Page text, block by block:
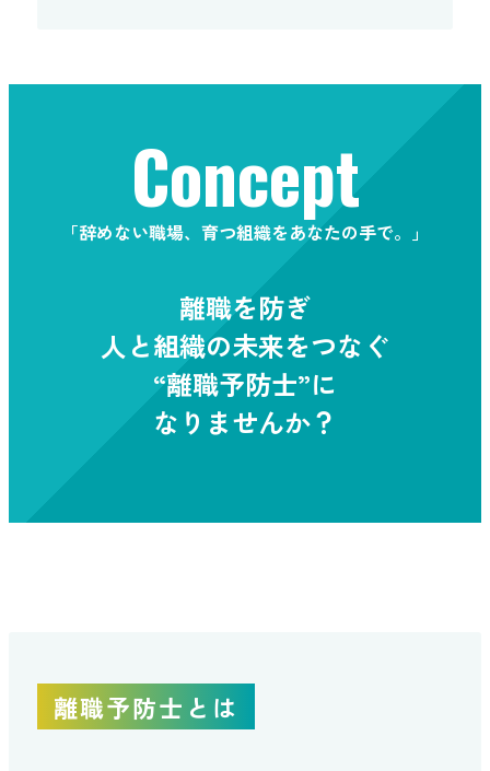
Concept
「辞めない職場、育つ組織をあなたの手で。」
離職を防ぎ
人と組織の未来をつなぐ
“離職予防士”に
なりませんか？
離職予防士とは